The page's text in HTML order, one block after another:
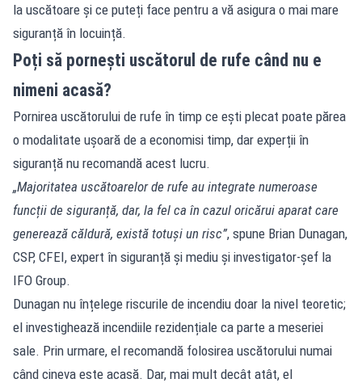
la uscătoare și ce puteți face pentru a vă asigura o mai mare
siguranță în locuință.
Poți să pornești uscătorul de rufe când nu e
nimeni acasă?
Pornirea uscătorului de rufe în timp ce ești plecat poate părea
o modalitate ușoară de a economisi timp, dar experții în
siguranță nu recomandă acest lucru.
„Majoritatea uscătoarelor de rufe au integrate numeroase
funcții de siguranță, dar, la fel ca în cazul oricărui aparat care
generează căldură, există totuși un risc”, spune Brian Dunagan,
CSP, CFEI, expert în siguranță și mediu și investigator-șef la
IFO Group.
Dunagan nu înțelege riscurile de incendiu doar la nivel teoretic;
el investighează incendiile rezidențiale ca parte a meseriei
sale. Prin urmare, el recomandă folosirea uscătorului numai
când cineva este acasă. Dar, mai mult decât atât, el